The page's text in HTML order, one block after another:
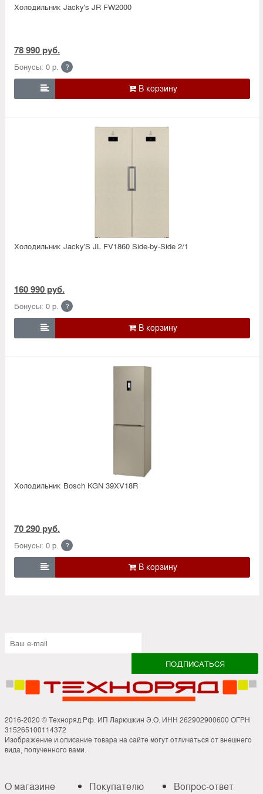
Холодильник Jacky's JR FW2000
78 990 руб.
Бонусы: 0 р. ?

Холодильник Jacky'S JL FV1860 Side-by-Side 2/1
160 990 руб.
Бонусы: 0 р. ?

Холодильник Bosсh KGN 39XV18R
70 290 руб.
Бонусы: 0 р. ?

2016-2020 © Техноряд.Рф. ИП Ларюшкин Э.О. ИНН 262902900600 ОГРН
315265100114372
Изображение и описание товара на сайте могут отличаться от внешнего
вида, полученного вами.
О магазине
Покупателю
Вопрос-ответ